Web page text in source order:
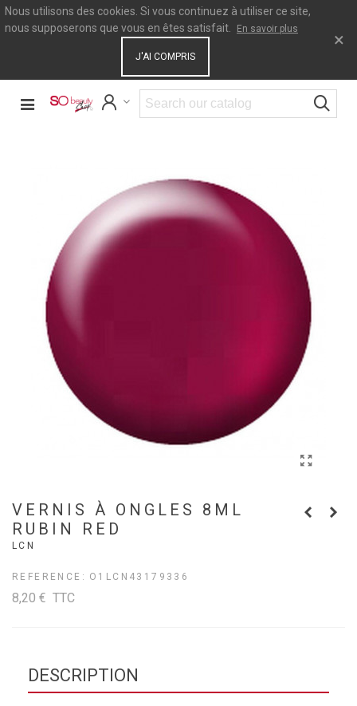
Nous utilisons des cookies. Si vous continuez à utiliser ce site,
nous supposerons que vous en êtes satisfait.
En savoir plus
J'AI COMPRIS
×
VERNIS À ONGLES 8ML
RUBIN RED
LCN
REFERENCE: O1LCN43179336
8,20 € TTC
DESCRIPTION